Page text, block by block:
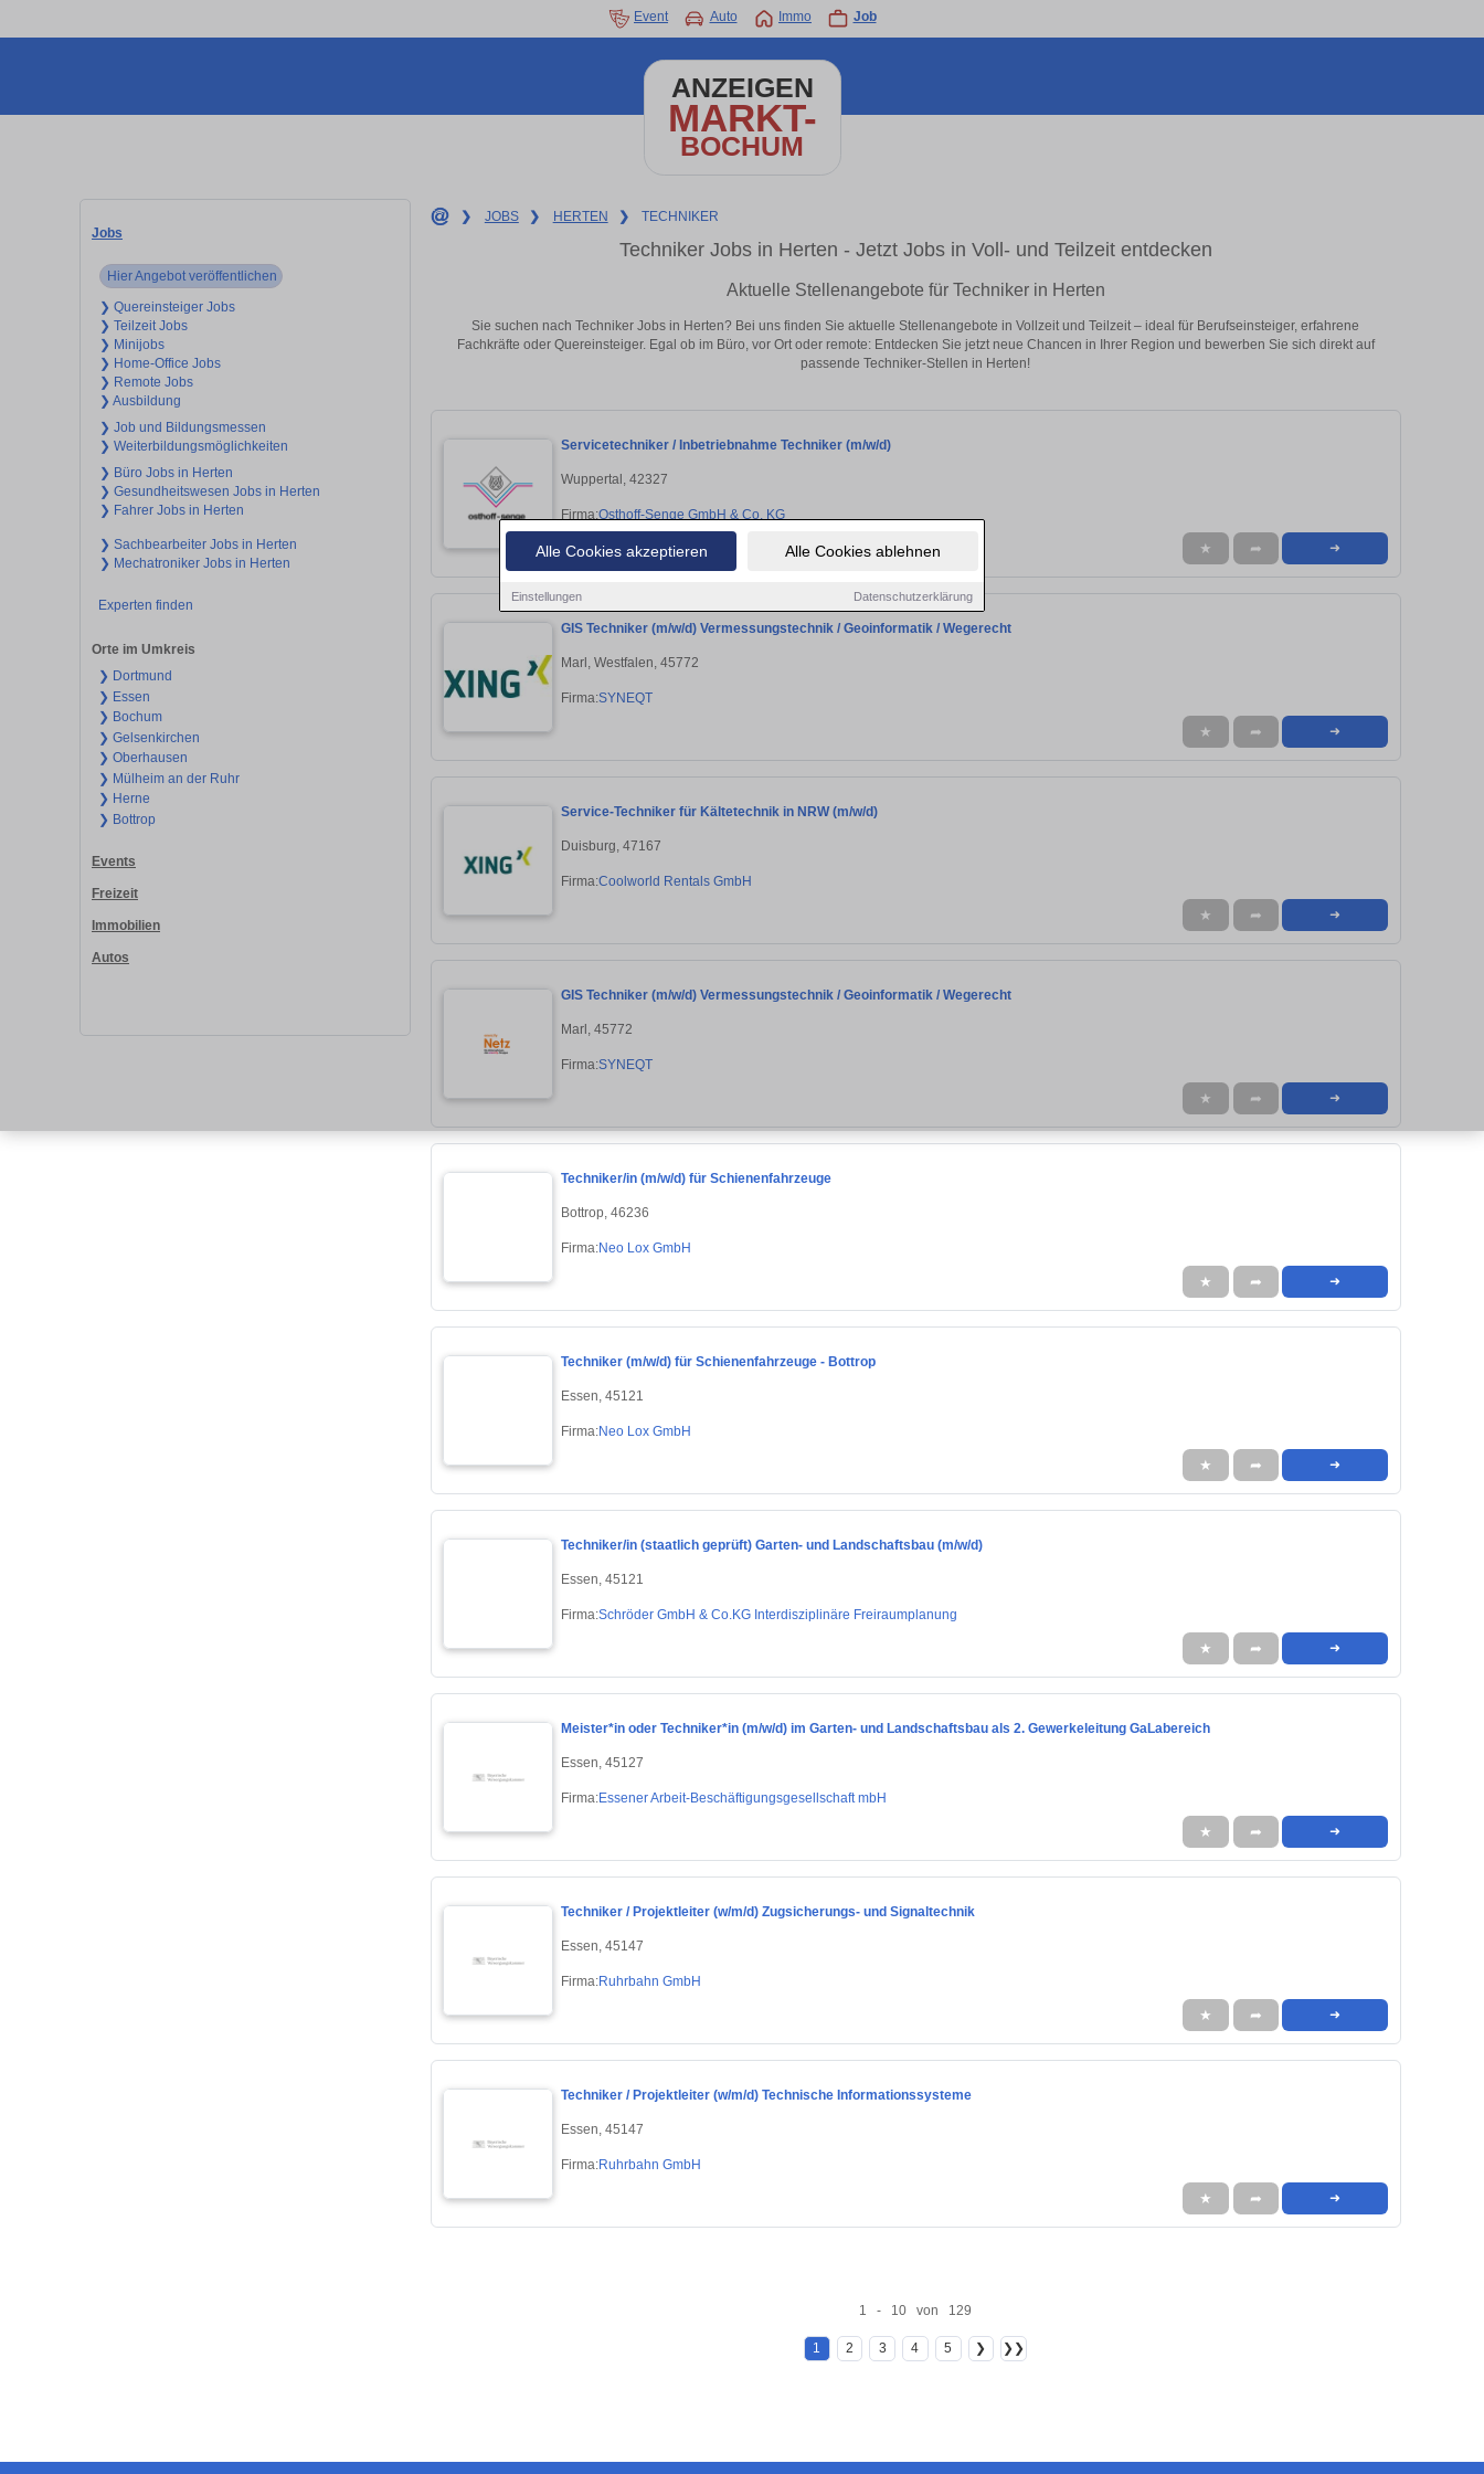
Alle Cookies akzeptieren Alle Cookies ablehnen
Einstellungen Datenschutzerklärung
Event Auto Immo Job
ANZEIGEN
MARKT-
BOCHUM
Jobs
Hier Angebot veröffentlichen
❯ Quereinsteiger Jobs
❯ Teilzeit Jobs
❯ Minijobs
❯ Home-Office Jobs
❯ Remote Jobs
❯ Ausbildung
❯ Job und Bildungsmessen
❯ Weiterbildungsmöglichkeiten
❯ Büro Jobs in Herten
❯ Gesundheitswesen Jobs in Herten
❯ Fahrer Jobs in Herten
❯ Sachbearbeiter Jobs in Herten
❯ Mechatroniker Jobs in Herten
Experten finden
Orte im Umkreis
❯ Dortmund
❯ Essen
❯ Bochum
❯ Gelsenkirchen
❯ Oberhausen
❯ Mülheim an der Ruhr
❯ Herne
❯ Bottrop
Events
Freizeit
Immobilien
Autos
❯ JOBS ❯ HERTEN ❯ TECHNIKER
Techniker Jobs in Herten - Jetzt Jobs in Voll- und Teilzeit entdecken
Aktuelle Stellenangebote für Techniker in Herten
Sie suchen nach Techniker Jobs in Herten? Bei uns finden Sie aktuelle Stellenangebote in Vollzeit und Teilzeit – ideal für Berufseinsteiger, erfahrene
Fachkräfte oder Quereinsteiger. Egal ob im Büro, vor Ort oder remote: Entdecken Sie jetzt neue Chancen in Ihrer Region und bewerben Sie sich direkt auf
passende Techniker-Stellen in Herten!
Servicetechniker / Inbetriebnahme Techniker (m/w/d)
Wuppertal, 42327
Firma:Osthoff-Senge GmbH & Co. KG
★ ➦ ➜
GIS Techniker (m/w/d) Vermessungstechnik / Geoinformatik / Wegerecht
Marl, Westfalen, 45772
Firma:SYNEQT
★ ➦ ➜
Service-Techniker für Kältetechnik in NRW (m/w/d)
Duisburg, 47167
Firma:Coolworld Rentals GmbH
★ ➦ ➜
GIS Techniker (m/w/d) Vermessungstechnik / Geoinformatik / Wegerecht
Marl, 45772
Firma:SYNEQT
★ ➦ ➜
Techniker/in (m/w/d) für Schienenfahrzeuge
Bottrop, 46236
Firma:Neo Lox GmbH
★ ➦ ➜
Techniker (m/w/d) für Schienenfahrzeuge - Bottrop
Essen, 45121
Firma:Neo Lox GmbH
★ ➦ ➜
Techniker/in (staatlich geprüft) Garten- und Landschaftsbau (m/w/d)
Essen, 45121
Firma:Schröder GmbH & Co.KG Interdisziplinäre Freiraumplanung
★ ➦ ➜
Meister*in oder Techniker*in (m/w/d) im Garten- und Landschaftsbau als 2. Gewerkeleitung GaLabereich
Essen, 45127
Firma:Essener Arbeit-Beschäftigungsgesellschaft mbH
★ ➦ ➜
Techniker / Projektleiter (w/m/d) Zugsicherungs- und Signaltechnik
Essen, 45147
Firma:Ruhrbahn GmbH
★ ➦ ➜
Techniker / Projektleiter (w/m/d) Technische Informationssysteme
Essen, 45147
Firma:Ruhrbahn GmbH
★ ➦ ➜
1 - 10 von 129
1 2 3 4 5 ❯ ❯❯